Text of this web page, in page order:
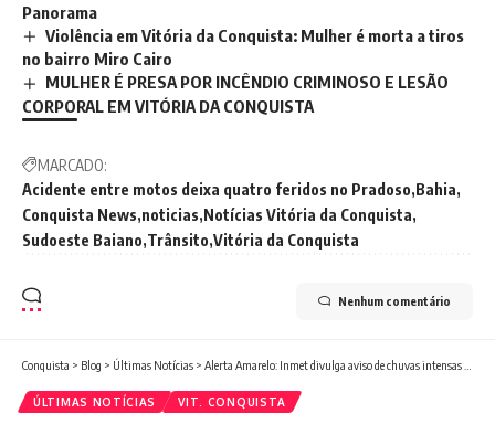
Panorama
Violência em Vitória da Conquista: Mulher é morta a tiros
no bairro Miro Cairo
MULHER É PRESA POR INCÊNDIO CRIMINOSO E LESÃO
CORPORAL EM VITÓRIA DA CONQUISTA
MARCADO:
Acidente entre motos deixa quatro feridos no Pradoso Bahia
Conquista News noticias Notícias Vitória da Conquista
Sudoeste Baiano Trânsito Vitória da Conquista
Nenhum comentário
Conquista > Blog > Últimas Notícias > Alerta Amarelo: Inmet divulga aviso de chuvas intensas para Vitória da Conquista
ÚLTIMAS NOTÍCIAS VIT. CONQUISTA